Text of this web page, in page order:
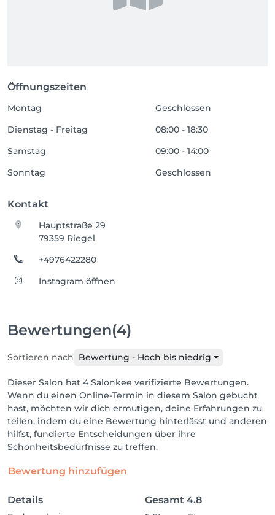
Öffnungszeiten
Montag
Geschlossen
Dienstag - Freitag
08:00 - 18:30
Samstag
09:00 - 14:00
Sonntag
Geschlossen
Kontakt
Hauptstraße 29
79359 Riegel
+4976422280
Instagram öffnen
Bewertungen(4)
Sortieren nach Bewertung - Hoch bis niedrig
Dieser Salon hat 4 Salonkee verifizierte Bewertungen.
Wenn du einen Online-Termin in diesem Salon gebucht
hast, möchten wir dich ermutigen, deine Erfahrungen zu
teilen, indem du eine Bewertung hinterlässt und anderen
hilfst, fundierte Entscheidungen über ihre
Schönheitsbedürfnisse zu treffen.
Bewertung hinzufügen
Details Gesamt 4.8